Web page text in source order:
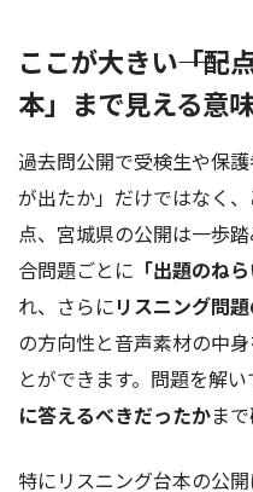
ここが大きい――「
本」まで見える意
過去問公開で受検生や保
が出たか」だけではなく、
点、宮城県の公開は一歩
合問題ごとに 「出題のね
れ、さらにリスニング問
の方向性と音声素材の中
とができます。問題を解い
に答えるべきだったかま
特にリスニング台本の公